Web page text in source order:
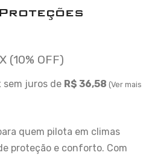
(10% OFF)
sem juros de R$ 36,58 (Ver mais
quem pilota em climas
proteção e conforto. Com